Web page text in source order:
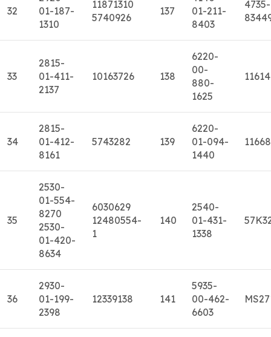
32
01-187-
1310
11871310
5740926
137
01-211-
8403
4735-
33
2815-
01-411-
2137
10163726 138
6220-
00-
880-
1625
34
2815-
01-412-
8161
5743282 139
6220-
01-094-
1440
35
2530-
01-554-
8270
2530-
01-420-
8634
6030629
12480554-
1
140
2540-
01-431-
1338
36
2930-
01-199-
2398
12339138 141
5935-
00-462-
6603